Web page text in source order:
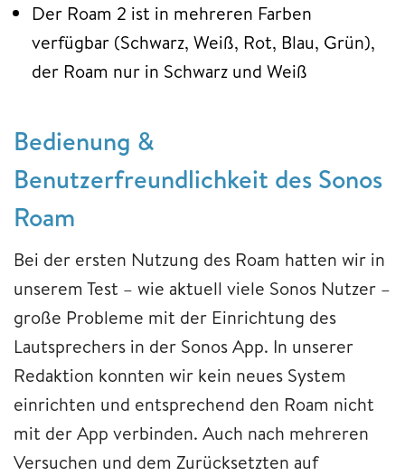
Der Roam 2 ist in mehreren Farben
verfügbar (Schwarz, Weiß, Rot, Blau, Grün),
der Roam nur in Schwarz und Weiß
Bedienung &
Benutzerfreundlichkeit des Sonos
Roam
Bei der ersten Nutzung des Roam hatten wir in
unserem Test – wie aktuell viele Sonos Nutzer –
große Probleme mit der Einrichtung des
Lautsprechers in der Sonos App. In unserer
Redaktion konnten wir kein neues System
einrichten und entsprechend den Roam nicht
mit der App verbinden. Auch nach mehreren
Versuchen und dem Zurücksetzten auf